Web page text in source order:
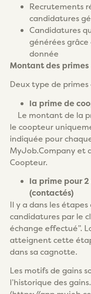
Recrutements
candidatures
Candidatures
générées
donnée
Montant des primes
Deux type de
la prime de
Le montant de la
le coopteur
indiquée pour
MyJob.Company et
Coopteur.
la prime pour
(contactés)
Il y a dans les
candidatures par le
échange effectué”.
atteignent cette
dans sa cagnotte.
Les motifs de gains
l’historique des gains.